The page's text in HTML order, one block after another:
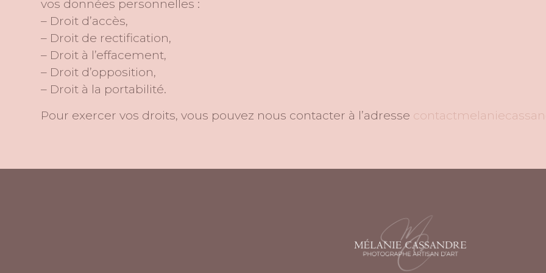
vos données personnelles :
– Droit d’accès,
– Droit de rectification,
– Droit à l’effacement,
– Droit d’opposition,
– Droit à la portabilité.
Pour exercer vos droits, vous pouvez nous contacter à l’adresse